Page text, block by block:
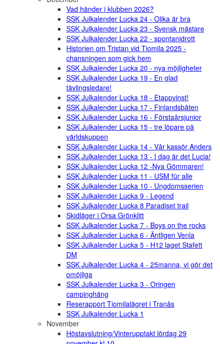
Vad händer i klubben 2026?
SSK Julkalender Lucka 24 - Olika är bra
SSK Julkalender Lucka 23 - Svensk mästare
SSK Julkalender Lucka 22 - spontanidrott
Historien om Tristan vid Tiomila 2025 -
chansningen som gick hem
SSK Julkalender Lucka 20 - nya möjligheter
SSK Julkalender Lucka 19 - En glad
tävlingsledare!
SSK Julkalender Lucka 18 - Etappvinst!
SSK Julkalender Lucka 17 - Finlandsbåten
SSK Julkalender Lucka 16 - Förstaårsjunior
SSK Julkalender Lucka 15 - tre löpare på
världskuppen
SSK Julkalender Lucka 14 - Vår kassör Anders
SSK Julkalender Lucka 13 - I dag är det Lucia!
SSK Julkalender Lucka 12 -Nya Gömmaren!
SSK Julkalender Lucka 11 - USM für alle
SSK Julkalender Lucka 10 - Ungdomsserien
SSK Julkalender Lucka 9 - Legend
SSK Julkalender Lucka 8 Paradiset trail
Skidläger i Orsa Grönklitt
SSK Julkalender Lucka 7 - Boys on the rocks
SSK Julkalender Lucka 6 - Äntligen Venla
SSK Julkalender Lucka 5 - H12 laget Stafett
DM
SSK Julkalender Lucka 4 - 25manna, vi gör det
omöjliga
SSK Julkalender Lucka 3 - Oringen
campinghäng
Reserapport Tiomilalägret i Tranås
SSK Julkalender Lucka 1
November
Höstavslutning/Vinterupptakt lördag 29